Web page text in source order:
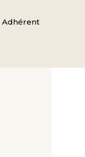
Adhérent